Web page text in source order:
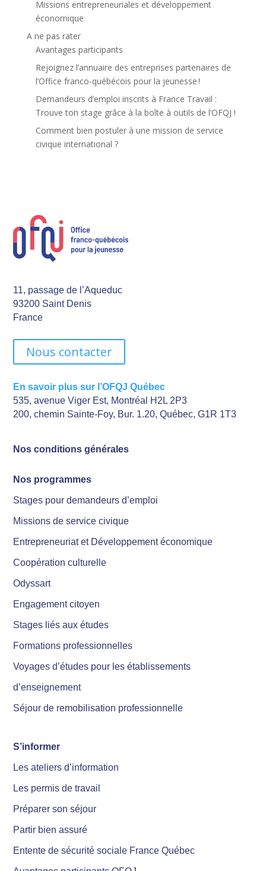
Missions entrepreneuriales et développement
économique
A ne pas rater
Avantages participants
Rejoignez l’annuaire des entreprises partenaires de
l’Office franco-québécois pour la jeunesse !
Demandeurs d’emploi inscrits à France Travail :
Trouve ton stage grâce à la boîte à outils de l’OFQJ !
Comment bien postuler à une mission de service
civique international ?
11, passage de l’Aqueduc
93200 Saint Denis
France
Nous contacter
En savoir plus sur l’OFQJ Québec
535, avenue Viger Est, Montréal H2L 2P3
200, chemin Sainte-Foy, Bur. 1.20, Québec, G1R 1T3
Nos conditions générales
Nos programmes
Stages pour demandeurs d’emploi
Missions de service civique
Entrepreneuriat et Développement économique
Coopération culturelle
Odyssart
Engagement citoyen
Stages liés aux études
Formations professionnelles
Voyages d’études pour les établissements
d’enseignement
Séjour de remobilisation professionnelle
S’informer
Les ateliers d’information
Les permis de travail
Préparer son séjour
Partir bien assuré
Entente de sécurité sociale France Québec